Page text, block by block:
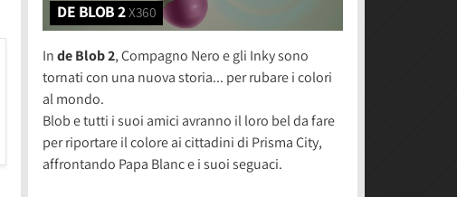
DE BLOB 2X360
Inde Blob 2, Compagno Nero e gli Inky sono
tornati con una nuova storia... per rubare i colori
al mondo.
Blob e tutti i suoi amici avranno il loro bel da fare
per riportare il colore ai cittadini di Prisma City,
affrontando Papa Blanc e i suoi seguaci.